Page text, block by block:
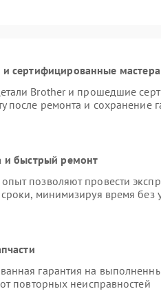
сертифицированные мастера
Brother и прошедшие
после ремонта и сохранение
и быстрый ремонт
позволяют провести
минимизируя время без
гарантия на
повторных неисправностей